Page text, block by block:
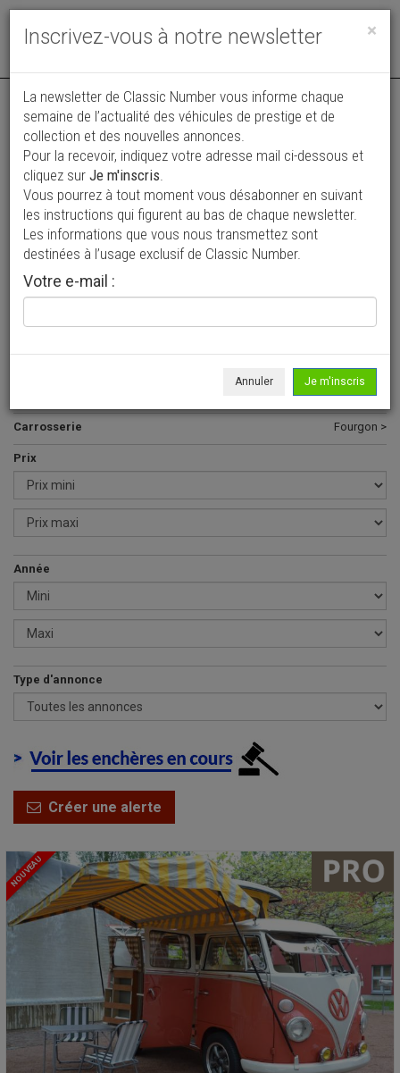
Toggle
Vos annonces vues par
plus de 4 millions de collectionneurs
Ajouter une annonce
> Rechercher un véhicule
Tous >
Carrosserie Fourgon >
Prix
Année
Type d'annonce
Créer une alerte
NOUVEAU
×
Inscrivez-vous à notre newsletter
La newsletter de Classic Number vous informe chaque
semaine de l’actualité des véhicules de prestige et de
collection et des nouvelles annonces.
Pour la recevoir, indiquez votre adresse mail ci-dessous et
cliquez sur Je m'inscris.
Vous pourrez à tout moment vous désabonner en suivant
les instructions qui figurent au bas de chaque newsletter.
Les informations que vous nous transmettez sont
destinées à l’usage exclusif de Classic Number.
Votre e-mail :
Annuler Je m'inscris